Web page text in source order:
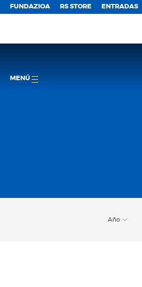
FUNDAZIOA RS STORE ENTRADAS
MENÚ
Año